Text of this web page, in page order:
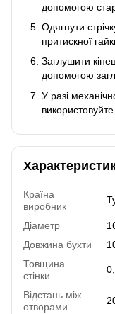
допомогою
Одягнути
притискної
Заглушити
допомогою
У разі
Країна
виробник
Діаметр
Довжина бухти
Товщина
стінки
Відстань між
отворами